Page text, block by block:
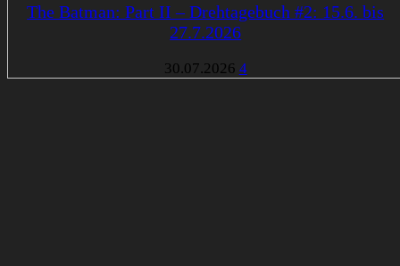
The Batman: Part II – Drehtagebuch #2: 15.6. bis
27.7.2026
30.07.2026 4